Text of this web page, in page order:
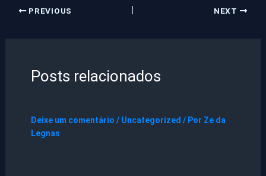
PREVIOUS NEXT
Posts relacionados
Deixe um comentário / Uncategorized / Por Ze da
Legnas